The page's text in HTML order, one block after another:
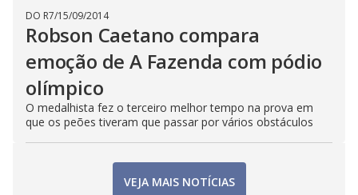
DO R7/15/09/2014
Robson Caetano compara
emoção de A Fazenda com pódio
olímpico
O medalhista fez o terceiro melhor tempo na prova em
que os peões tiveram que passar por vários obstáculos
VEJA MAIS NOTÍCIAS